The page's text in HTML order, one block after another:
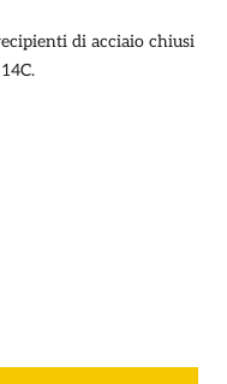
di acciaio chiusi